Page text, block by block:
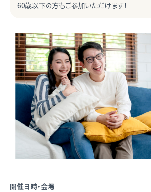
60歳以下の方もご参加いただけます！
開催日時・会場